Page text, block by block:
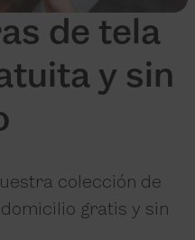
de tela
y sin
colección de
gratis y sin